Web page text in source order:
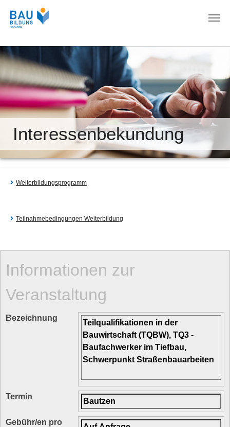
Interessenbekundung
Weiterbildungsprogramm
Teilnahmebedingungen Weiterbildung
Informationen zur
Veranstaltung
Bezeichnung
Termin
Gebühr/en pro